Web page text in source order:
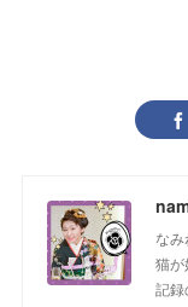
な
猫が
記録